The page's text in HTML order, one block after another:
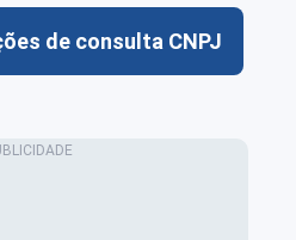
de consulta CNPJ